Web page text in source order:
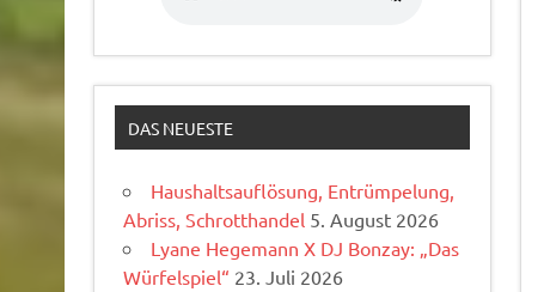
DAS NEUESTE
Haushaltsauflösung, Entrümpelung,
Abriss, Schrotthandel 5. August 2026
Lyane Hegemann X DJ Bonzay: „Das
Würfelspiel“ 23. Juli 2026